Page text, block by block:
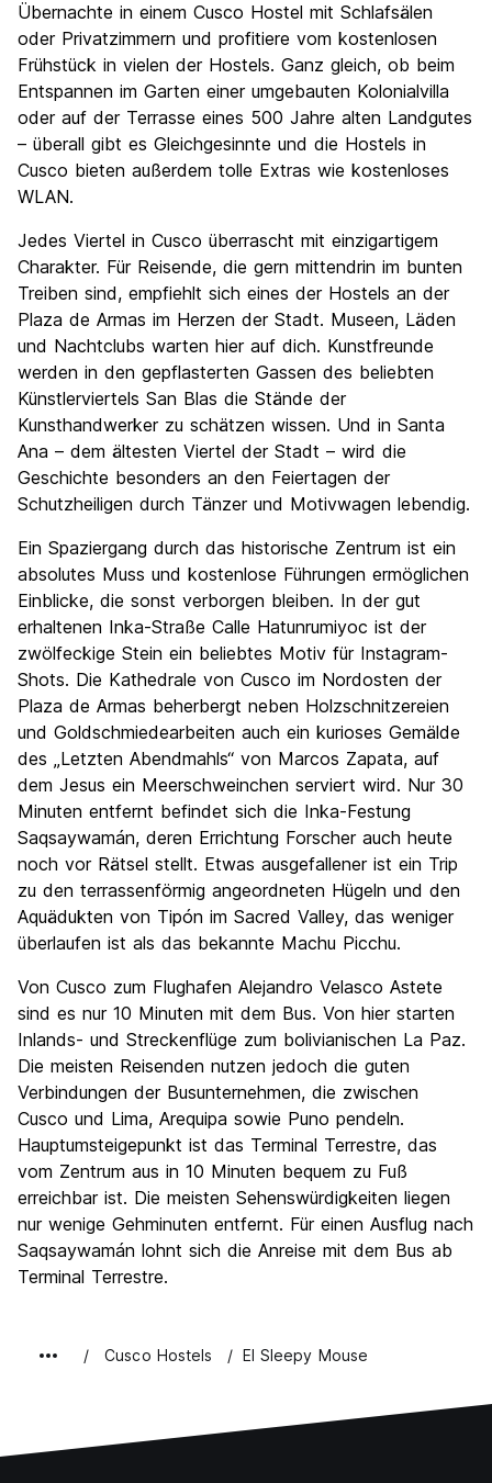
Übernachte in einem Cusco Hostel mit Schlafsälen
oder Privatzimmern und profitiere vom kostenlosen
Frühstück in vielen der Hostels. Ganz gleich, ob beim
Entspannen im Garten einer umgebauten Kolonialvilla
oder auf der Terrasse eines 500 Jahre alten Landgutes
– überall gibt es Gleichgesinnte und die Hostels in
Cusco bieten außerdem tolle Extras wie kostenloses
WLAN.
Jedes Viertel in Cusco überrascht mit einzigartigem
Charakter. Für Reisende, die gern mittendrin im bunten
Treiben sind, empfiehlt sich eines der Hostels an der
Plaza de Armas im Herzen der Stadt. Museen, Läden
und Nachtclubs warten hier auf dich. Kunstfreunde
werden in den gepflasterten Gassen des beliebten
Künstlerviertels San Blas die Stände der
Kunsthandwerker zu schätzen wissen. Und in Santa
Ana – dem ältesten Viertel der Stadt – wird die
Geschichte besonders an den Feiertagen der
Schutzheiligen durch Tänzer und Motivwagen lebendig.
Ein Spaziergang durch das historische Zentrum ist ein
absolutes Muss und kostenlose Führungen ermöglichen
Einblicke, die sonst verborgen bleiben. In der gut
erhaltenen Inka-Straße Calle Hatunrumiyoc ist der
zwölfeckige Stein ein beliebtes Motiv für Instagram-
Shots. Die Kathedrale von Cusco im Nordosten der
Plaza de Armas beherbergt neben Holzschnitzereien
und Goldschmiedearbeiten auch ein kurioses Gemälde
des „Letzten Abendmahls“ von Marcos Zapata, auf
dem Jesus ein Meerschweinchen serviert wird. Nur 30
Minuten entfernt befindet sich die Inka-Festung
Saqsaywamán, deren Errichtung Forscher auch heute
noch vor Rätsel stellt. Etwas ausgefallener ist ein Trip
zu den terrassenförmig angeordneten Hügeln und den
Aquädukten von Tipón im Sacred Valley, das weniger
überlaufen ist als das bekannte Machu Picchu.
Von Cusco zum Flughafen Alejandro Velasco Astete
sind es nur 10 Minuten mit dem Bus. Von hier starten
Inlands- und Streckenflüge zum bolivianischen La Paz.
Die meisten Reisenden nutzen jedoch die guten
Verbindungen der Busunternehmen, die zwischen
Cusco und Lima, Arequipa sowie Puno pendeln.
Hauptumsteigepunkt ist das Terminal Terrestre, das
vom Zentrum aus in 10 Minuten bequem zu Fuß
erreichbar ist. Die meisten Sehenswürdigkeiten liegen
nur wenige Gehminuten entfernt. Für einen Ausflug nach
Saqsaywamán lohnt sich die Anreise mit dem Bus ab
Terminal Terrestre.
Cusco Hostels El Sleepy Mouse